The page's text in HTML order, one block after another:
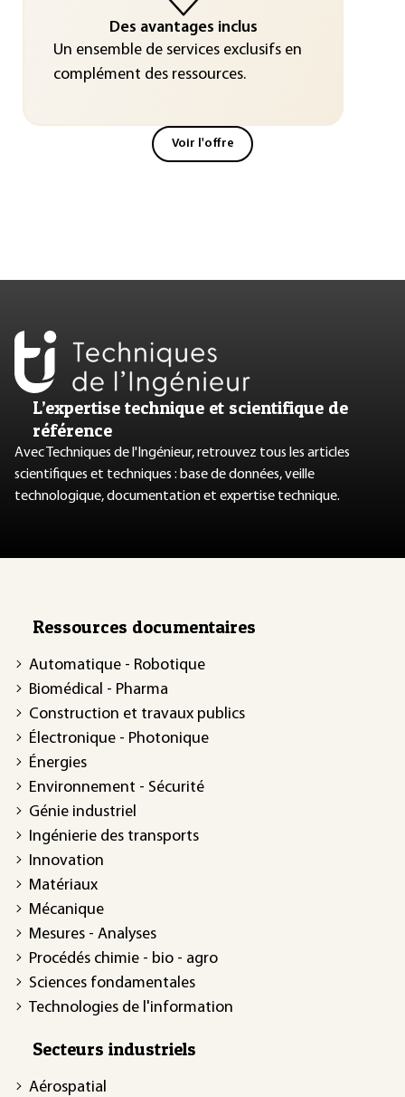
Des avantages inclus
Un ensemble de services exclusifs en
complément des ressources.
Voir l'offre
L’expertise technique et scientifique de
référence
Avec Techniques de l'Ingénieur, retrouvez tous les articles
scientifiques et techniques : base de données, veille
technologique, documentation et expertise technique.
Ressources documentaires
Automatique - Robotique
Biomédical - Pharma
Construction et travaux publics
Électronique - Photonique
Énergies
Environnement - Sécurité
Génie industriel
Ingénierie des transports
Innovation
Matériaux
Mécanique
Mesures - Analyses
Procédés chimie - bio - agro
Sciences fondamentales
Technologies de l'information
Secteurs industriels
Aérospatial